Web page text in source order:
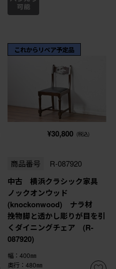
これからリペア予定品
¥30,800 (税込)
商品番号 R-087920
中古 横浜クラシック家具
ノックオンウッド
(knockonwood) ナラ材
挽物脚と透かし彫りが目を引
くダイニングチェア (R-
087920)
幅：400㎜
奥行：480㎜